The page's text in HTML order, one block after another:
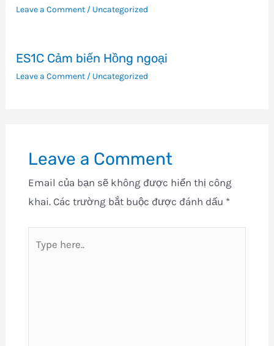
Leave a Comment / Uncategorized
ES1C Cảm biến Hồng ngoại
Leave a Comment / Uncategorized
Leave a Comment
Email của bạn sẽ không được hiển thị công
khai. Các trường bắt buộc được đánh dấu *
here..